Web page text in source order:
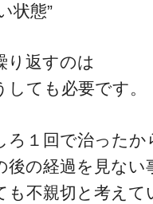
状態”
り返すのは
しても必要です。
ろ１回で治ったか
後の経過を見ない
も不親切と考えて